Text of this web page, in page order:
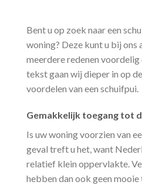
Bent u op zoek naar een
woning? Deze kunt u bij ons
meerdere redenen
tekst gaan wij dieper in op
voordelen van een schuifpui.
Gemakkelijk toegang tot
Is uw woning voorzien van
geval treft u het, want
relatief klein oppervlakte.
hebben dan ook geen mooie